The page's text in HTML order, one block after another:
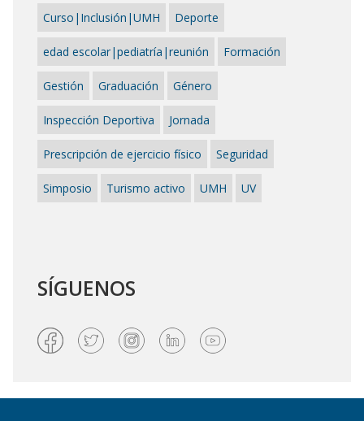
Curso|Inclusión|UMH Deporte
edad escolar|pediatría|reunión Formación
Gestión Graduación Género
Inspección Deportiva Jornada
Prescripción de ejercicio físico Seguridad
Simposio Turismo activo UMH UV
SÍGUENOS